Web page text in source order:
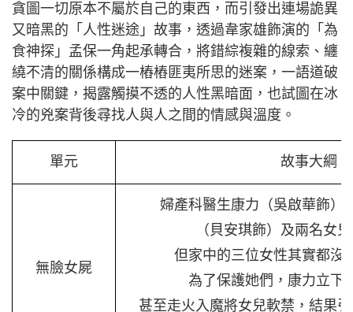
貪圖一切原本不屬於自己的東西，而引發出連場詭異
又暗黑的「人性迷途」故事，透過韋家雄飾演的「為
食神探」孟保一角起承轉合，將錯綜複雜的線索、纏
繞不清的關係構成一樁樁匪夷所思的迷案，一語道破
案中關鍵，揭露觸摸不透的人性黑暗面，也試圖在冰
冷的兇案背後尋找人與人之間的情感與溫度。
單元 故事大綱
無臉女屍
婦產科醫生康力（吳啟華飾）
（貝安琪飾）及兩名女
但家中的三位女性其實都沒
為了保護她們，康力立下
甚至走火入魔將女兒軟禁，結果